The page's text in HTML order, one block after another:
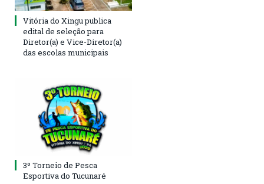
Vitória do Xingu publica
edital de seleção para
Diretor(a) e Vice-Diretor(a)
das escolas municipais
3º Torneio de Pesca
Esportiva do Tucunaré